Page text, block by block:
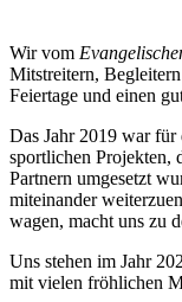
Wir vom
Mitstreitern,
Feiertage und einen
Das Jahr 2019 war
sportlichen Projekten,
Partnern umgesetzt
miteinander
wagen, macht uns zu
Uns stehen im Jahr
mit vielen fröhlichen